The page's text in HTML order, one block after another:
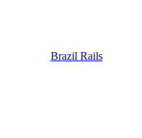
Brazil Rails